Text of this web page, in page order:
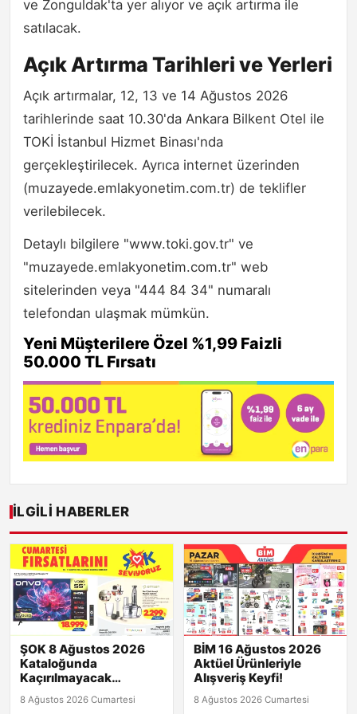
ve Zonguldak'ta yer alıyor ve açık artırma ile
satılacak.
Açık Artırma Tarihleri ve Yerleri
Açık artırmalar, 12, 13 ve 14 Ağustos 2026
tarihlerinde saat 10.30'da Ankara Bilkent Otel ile
TOKİ İstanbul Hizmet Binası'nda
gerçekleştirilecek. Ayrıca internet üzerinden
(muzayede.emlakyonetim.com.tr) de teklifler
verilebilecek.
Detaylı bilgilere "www.toki.gov.tr" ve
"muzayede.emlakyonetim.com.tr" web
sitelerinden veya "444 84 34" numaralı
telefondan ulaşmak mümkün.
Yeni Müşterilere Özel %1,99 Faizli
50.000 TL Fırsatı
İLGILI HABERLER
ŞOK 8 Ağustos 2026
Kataloğunda
Kaçırılmayacak
8 Ağustos 2026 Cumartesi
BİM 16 Ağustos 2026
Aktüel Ürünleriyle
Alışveriş Keyfi!
8 Ağustos 2026 Cumartesi